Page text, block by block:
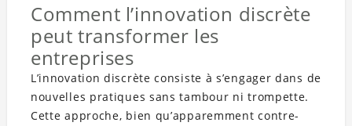
Comment l’innovation discrète
peut transformer les
entreprises
L’innovation discrète consiste à s’engager dans de
nouvelles pratiques sans tambour ni trompette.
Cette approche, bien qu’apparemment contre-